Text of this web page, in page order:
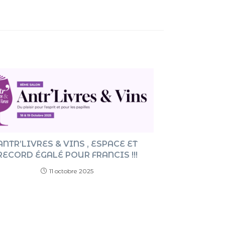
& VINS , ESPACE ET
ÉGALÉ POUR FRANCIS !!!
11 octobre 2025